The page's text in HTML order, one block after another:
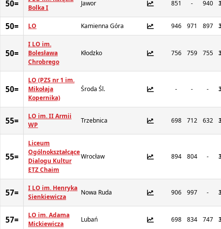
50=
Bolka I
Jawor 851 - 940
50= LO Kamienna Góra 946 971 897
50=
I LO im.
Bolesława
Chrobrego
Kłodzko 756 759 755
50=
LO (PZS nr 1 im.
Mikołaja
Kopernika)
Środa Śl. - - -
55=
LO im. II Armii
WP
Trzebnica 698 712 632
55=
Liceum
Ogólnokształcące
Dialogu Kultur
ETZ Chaim
Wrocław 894 804 -
57=
I LO im. Henryka
Sienkiewicza
Nowa Ruda 906 997 -
57=
LO im. Adama
Mickiewicza
Lubań 698 834 747